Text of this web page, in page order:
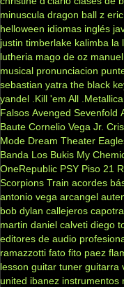
minuscula dragon ball z
helloween idiomas inglés
justin timberlake kalimba la
lutheria mago de oz
musical pronunciacion
sebastian yatra the black
yandel .Kill 'em All .Metallica
Falsos Avenged Sevenfold
Baute Cornelio Vega Jr.
Mode Dream Theater
Banda Los Bukis My
OneRepublic PSY Piso 21
Scorpions Train acordes
antonio vega arcangel
bob dylan callejeros
martin daniel calveti diego
editores de audio
ramazzotti fato fito paez
lesson guitar tuner guitarra
united ibanez instrumentos